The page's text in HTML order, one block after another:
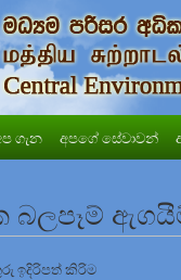
ගැන අපගේ සේවාවන්
බලපෑම්
ඉදිරිපත් කිරිම